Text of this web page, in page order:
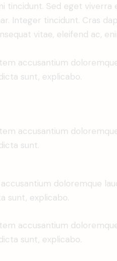
Sed eget viverra
Integer tincidunt. Cras
vitae, eleifend ac,
accusantium
sunt, explicabo.
accusantium
sunt.
doloremque
sunt, explicabo.
accusantium
sunt, explicabo.